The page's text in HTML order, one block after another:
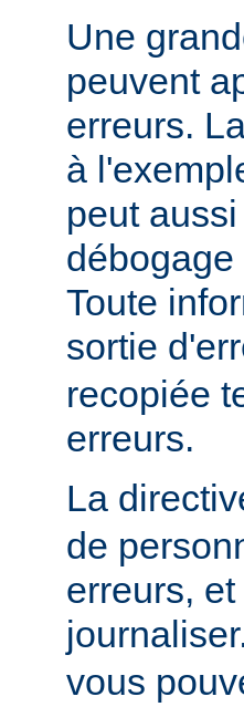
Une
peuvent
erreurs.
à
peut
Toute
sortie
recopiée
erreurs.
La
de
erreurs,
vous